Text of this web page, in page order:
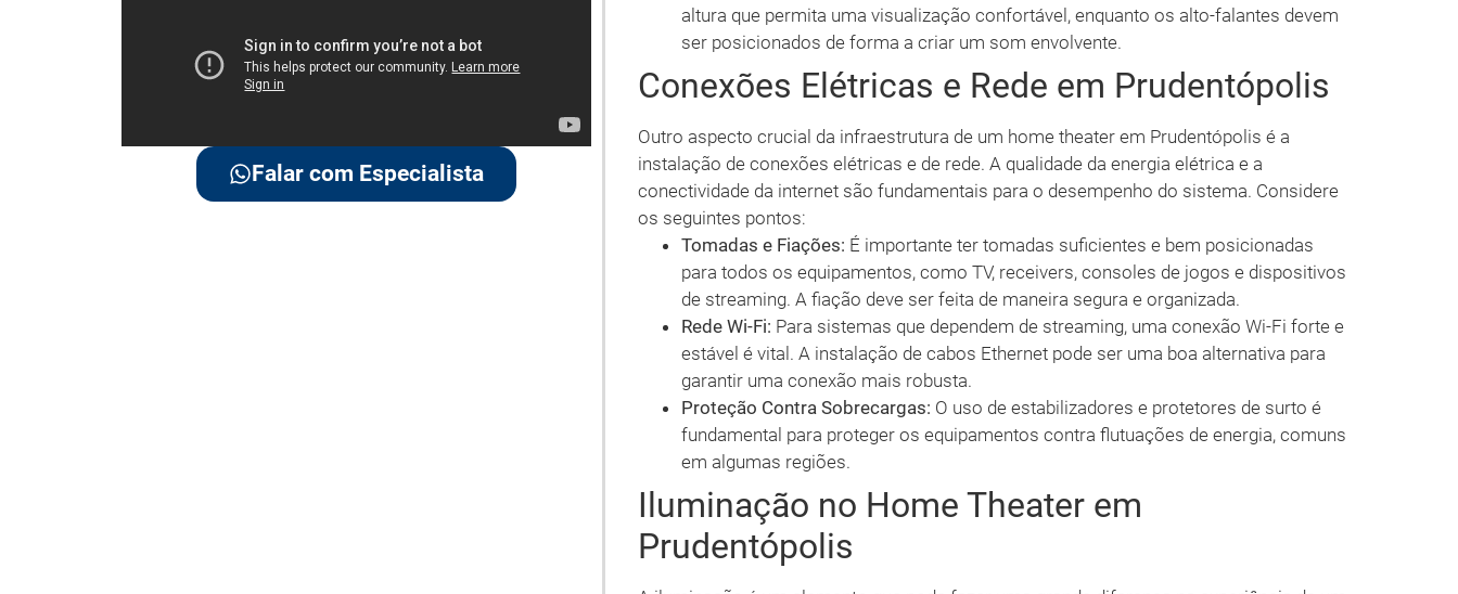
Falar com Especialista
altura que permita uma visualização confortável, enquanto os alto-falantes devem
ser posicionados de forma a criar um som envolvente.
Conexões Elétricas e Rede em Prudentópolis
Outro aspecto crucial da infraestrutura de um home theater em Prudentópolis é a
instalação de conexões elétricas e de rede. A qualidade da energia elétrica e a
conectividade da internet são fundamentais para o desempenho do sistema. Considere
os seguintes pontos:
Tomadas e Fiações: É importante ter tomadas suficientes e bem posicionadas
para todos os equipamentos, como TV, receivers, consoles de jogos e dispositivos
de streaming. A fiação deve ser feita de maneira segura e organizada.
Rede Wi-Fi: Para sistemas que dependem de streaming, uma conexão Wi-Fi forte e
estável é vital. A instalação de cabos Ethernet pode ser uma boa alternativa para
garantir uma conexão mais robusta.
Proteção Contra Sobrecargas: O uso de estabilizadores e protetores de surto é
fundamental para proteger os equipamentos contra flutuações de energia, comuns
em algumas regiões.
Iluminação no Home Theater em
Prudentópolis